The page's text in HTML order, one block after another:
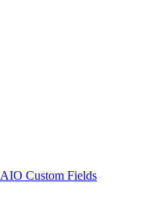
AIO Custom Fields